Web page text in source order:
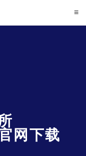
网下载